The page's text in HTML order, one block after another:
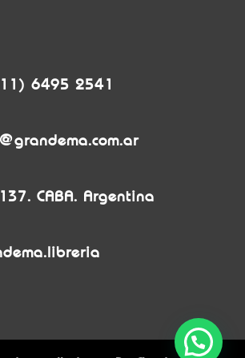
6495 2541
CABA. Argentina